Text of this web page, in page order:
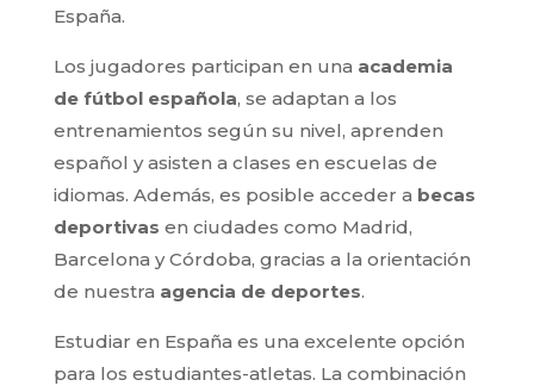
España.
Los jugadores participan en una academia
de fútbol española, se adaptan a los
entrenamientos según su nivel, aprenden
español y asisten a clases en escuelas de
idiomas. Además, es posible acceder a becas
deportivas en ciudades como Madrid,
Barcelona y Córdoba, gracias a la orientación
de nuestra agencia de deportes.
Estudiar en España es una excelente opción
para los estudiantes-atletas. La combinación